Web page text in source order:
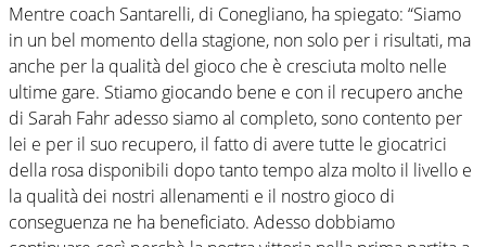
Mentre coach Santarelli, di Conegliano, ha spiegato: “Siamo
in un bel momento della stagione, non solo per i risultati, ma
anche per la qualità del gioco che è cresciuta molto nelle
ultime gare. Stiamo giocando bene e con il recupero anche
di Sarah Fahr adesso siamo al completo, sono contento per
lei e per il suo recupero, il fatto di avere tutte le giocatrici
della rosa disponibili dopo tanto tempo alza molto il livello e
la qualità dei nostri allenamenti e il nostro gioco di
conseguenza ne ha beneficiato. Adesso dobbiamo